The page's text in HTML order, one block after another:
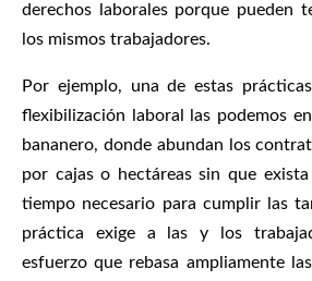
derechos laborales porque pueden
los mismos trabajadores.
Por ejemplo, una de estas
flexibilización laboral las podemos
bananero, donde abundan los
por cajas o hectáreas sin que
tiempo necesario para cumplir las
práctica exige a las y los
esfuerzo que rebasa ampliamente